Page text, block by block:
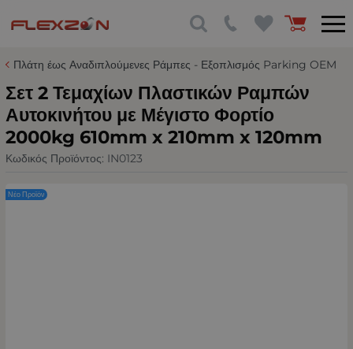
Πλάτη έως Αναδιπλούμενες Ράμπες - Εξοπλισμός Parking OEM
Σετ 2 Τεμαχίων Πλαστικών Ραμπών
Αυτοκινήτου με Μέγιστο Φορτίο
2000kg 610mm x 210mm x 120mm
Κωδικός Προϊόντος: IN0123
Νέο Προϊόν